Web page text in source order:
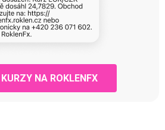
NA ROKLENFX